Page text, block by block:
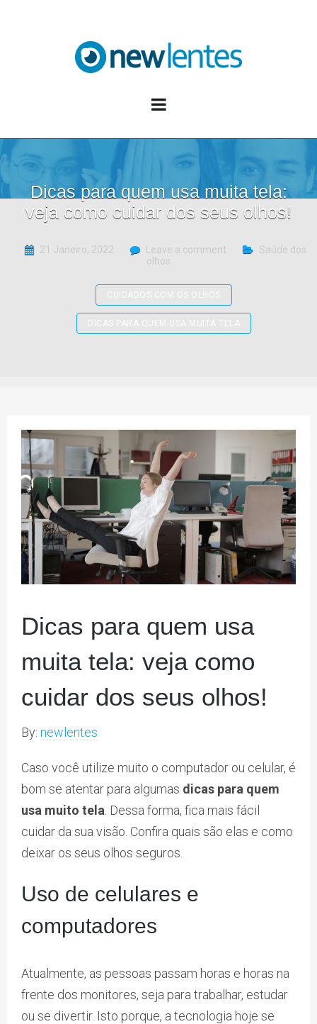
Dicas para quem usa muita tela:
veja como cuidar dos seus olhos!
21 Janeiro, 2022 Leave a comment
Saúde dos
olhos
CUIDADOS COM OS OLHOS
DICAS PARA QUEM USA MUITA TELA
Dicas para quem usa
muita tela: veja como
cuidar dos seus olhos!
By: newlentes
Caso você utilize muito o computador ou celular, é
bom se atentar para algumas dicas para quem
usa muito tela . Dessa forma, fica mais fácil
cuidar da sua visão. Confira quais são elas e como
deixar os seus olhos seguros.
Uso de celulares e
computadores
Atualmente, as pessoas passam horas e horas na
frente dos monitores, seja para trabalhar, estudar
ou se divertir. Isto porque, a tecnologia hoje se